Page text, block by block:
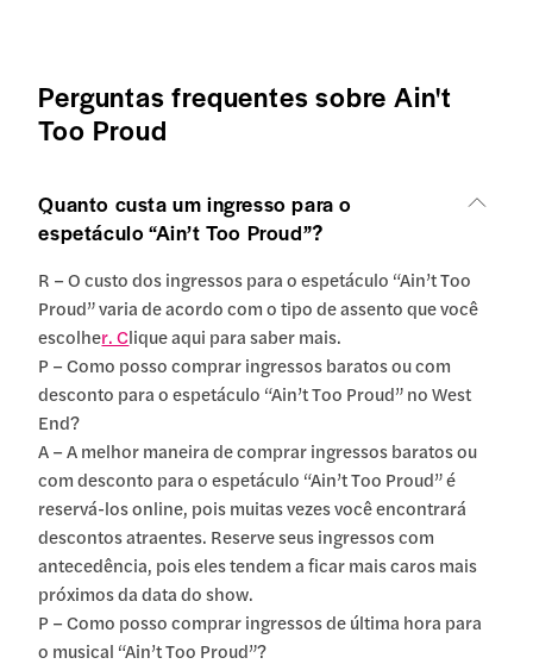
Perguntas frequentes sobre Ain't
Too Proud
Quanto custa um ingresso para o
espetáculo “Ain’t Too Proud”?
R – O custo dos ingressos para o espetáculo “Ain’t Too
Proud” varia de acordo com o tipo de assento que você
escolher. Clique aqui para saber mais.
P – Como posso comprar ingressos baratos ou com
desconto para o espetáculo “Ain’t Too Proud” no West
End?
A – A melhor maneira de comprar ingressos baratos ou
com desconto para o espetáculo “Ain’t Too Proud” é
reservá-los online, pois muitas vezes você encontrará
descontos atraentes. Reserve seus ingressos com
antecedência, pois eles tendem a ficar mais caros mais
próximos da data do show.
P – Como posso comprar ingressos de última hora para
o musical “Ain’t Too Proud”?